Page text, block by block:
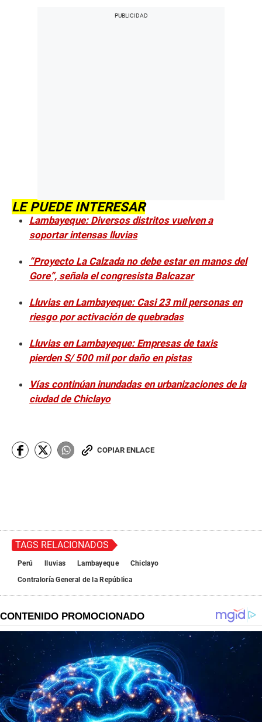
LE PUEDE INTERESAR
Lambayeque: Diversos distritos vuelven a
soportar intensas lluvias
“Proyecto La Calzada no debe estar en manos del
Gore”, señala el congresista Balcazar
Lluvias en Lambayeque: Casi 23 mil personas en
riesgo por activación de quebradas
Lluvias en Lambayeque: Empresas de taxis
pierden S/ 500 mil por daño en pistas
Vías continúan inundadas en urbanizaciones de la
ciudad de Chiclayo
COPIAR ENLACE
TAGS RELACIONADOS
Perú lluvias Lambayeque
Chiclayo
Contraloría General de la República